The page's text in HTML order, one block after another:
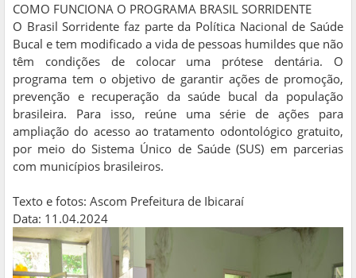
COMO FUNCIONA O PROGRAMA BRASIL SORRIDENTE
O Brasil Sorridente faz parte da Política Nacional de Saúde
Bucal e tem modificado a vida de pessoas humildes que não
têm condições de colocar uma prótese dentária. O
programa tem o objetivo de garantir ações de promoção,
prevenção e recuperação da saúde bucal da população
brasileira. Para isso, reúne uma série de ações para
ampliação do acesso ao tratamento odontológico gratuito,
por meio do Sistema Único de Saúde (SUS) em parcerias
com municípios brasileiros.
Texto e fotos: Ascom Prefeitura de Ibicaraí
Data: 11.04.2024